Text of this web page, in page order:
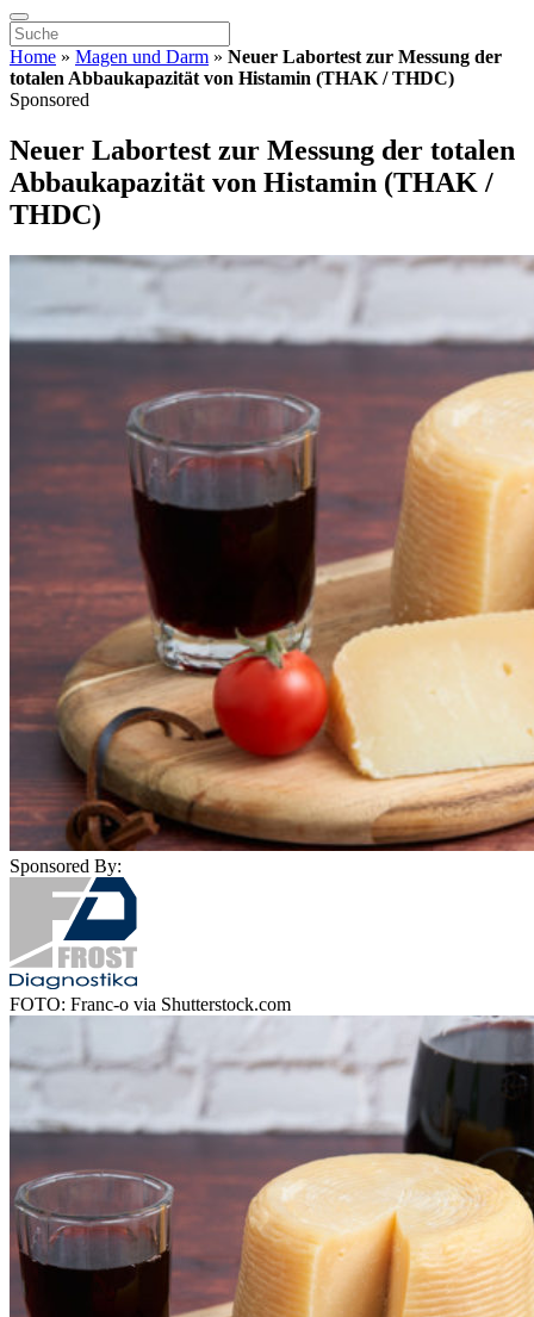
Home » Magen und Darm » Neuer Labortest zur Messung der
totalen Abbaukapazität von Histamin (THAK / THDC)
Sponsored
Neuer Labortest zur Messung der totalen
Abbaukapazität von Histamin (THAK /
THDC)
Sponsored By:
FOTO: Franc-o via Shutterstock.com